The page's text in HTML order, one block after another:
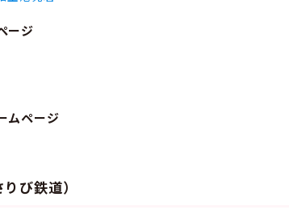
ージ
ムページ
び鉄道）